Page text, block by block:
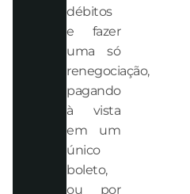
débitos
e fazer
uma só
renegociação,
pagando
à vista
em um
único
boleto,
ou por